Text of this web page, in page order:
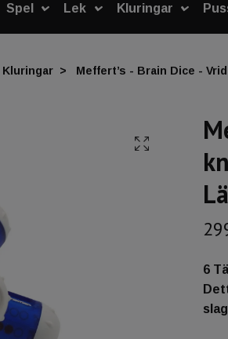
Spel Lek Kluringar
Kluringar Meffert’s - Brain Dice -
6